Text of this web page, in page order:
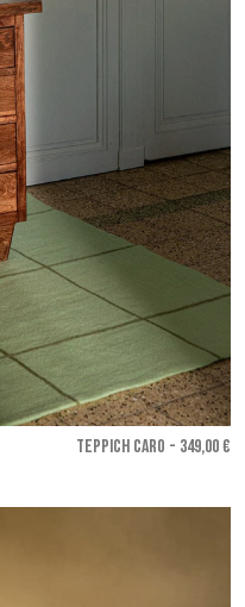
TEPPICH CARO - 349,00 €